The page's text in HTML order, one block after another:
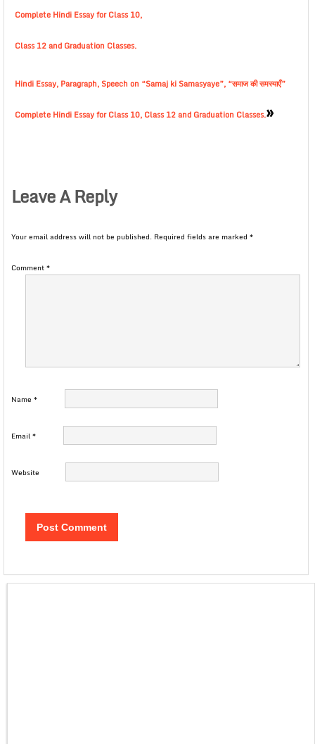
Complete Hindi Essay for Class 10,
Class 12 and Graduation Classes.
Hindi Essay, Paragraph, Speech on “Samaj ki Samasyaye”, “समाज की समस्याएँ”
Complete Hindi Essay for Class 10, Class 12 and Graduation Classes.»
Leave A Reply
Your email address will not be published. Required fields are marked *
Comment*
Name *
Email*
Website